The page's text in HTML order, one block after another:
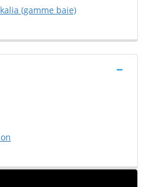
(gamme baie)